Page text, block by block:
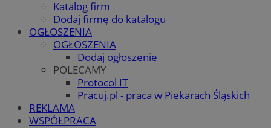
Katalog firm
Dodaj firmę do katalogu
OGŁOSZENIA
OGŁOSZENIA
Dodaj ogłoszenie
POLECAMY
Protocol IT
Pracuj.pl - praca w Piekarach Śląskich
REKLAMA
WSPÓŁPRACA